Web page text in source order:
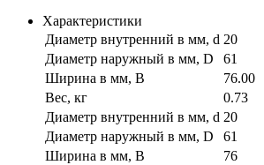
Характеристики
Диаметр внутренний в мм, d 20
Диаметр наружный в мм, D
61
Ширина в мм, B
76.00
Вес, кг
0.73
Диаметр внутренний в мм, d 20
Диаметр наружный в мм, D
61
Ширина в мм, B
76